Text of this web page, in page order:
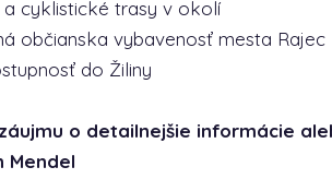
cyklistické trasy v okolí
občianska vybavenosť mesta Rajec
do Žiliny
o detailnejšie informácie
Mendel